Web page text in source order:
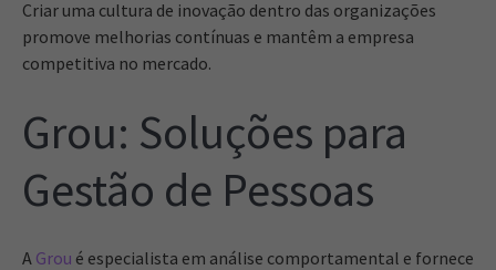
Criar uma cultura de inovação dentro das organizações
promove melhorias contínuas e mantêm a empresa
competitiva no mercado.
Grou: Soluções para
Gestão de Pessoas
A Grou é especialista em análise comportamental e fornece